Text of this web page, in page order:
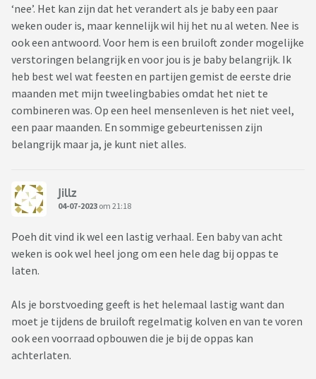
‘nee’. Het kan zijn dat het verandert als je baby een paar
weken ouder is, maar kennelijk wil hij het nu al weten. Nee is
ook een antwoord. Voor hem is een bruiloft zonder mogelijke
verstoringen belangrijk en voor jou is je baby belangrijk. Ik
heb best wel wat feesten en partijen gemist de eerste drie
maanden met mijn tweelingbabies omdat het niet te
combineren was. Op een heel mensenleven is het niet veel,
een paar maanden. En sommige gebeurtenissen zijn
belangrijk maar ja, je kunt niet alles.
Jillz
04-07-2023 om 21:18
Poeh dit vind ik wel een lastig verhaal. Een baby van acht
weken is ook wel heel jong om een hele dag bij oppas te
laten.
Als je borstvoeding geeft is het helemaal lastig want dan
moet je tijdens de bruiloft regelmatig kolven en van te voren
ook een voorraad opbouwen die je bij de oppas kan
achterlaten.